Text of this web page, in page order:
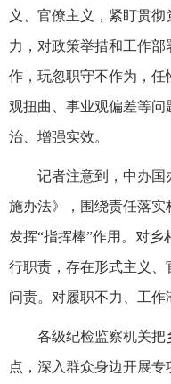
义、官僚主义，紧盯贯
力，对政策举措和工作
作，玩忽职守不作为，
观扭曲、事业观偏差等问
治、增强实效。
记者注意到，中办国
施办法》，围绕责任落
发挥“指挥棒”作用。对
行职责，存在形式主义
问责。对履职不力、工作
各级纪检监察机关把
点，深入群众身边开展